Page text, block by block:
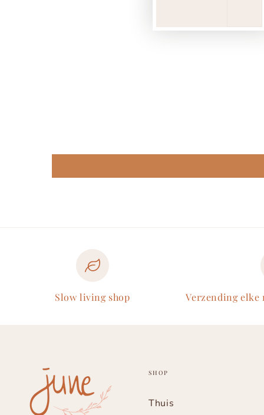
Slow living shop Verzending elke
SHOP
Thuis